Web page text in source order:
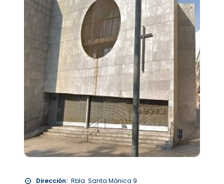
Dirección: Rbla. Santa Mònica 9